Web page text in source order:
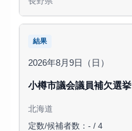
結果
2026年8月9日（日）
小樽市議会議員補欠選挙
北海道
定数/候補者数：- / 4